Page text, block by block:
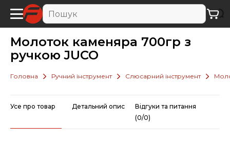
Молоток каменяра 700гр з
ручкою JUCO
Головна Ручний інструмент Слюсарний інструмент
Усе про товар Детальний опис
Відгуки та питання
(0/0)